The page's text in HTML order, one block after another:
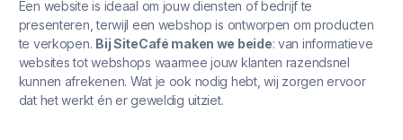
Een website is ideaal om jouw diensten of bedrijf te
presenteren, terwijl een webshop is ontworpen om producten
te verkopen. Bij SiteCafé maken we beide: van informatieve
websites tot webshops waarmee jouw klanten razendsnel
kunnen afrekenen. Wat je ook nodig hebt, wij zorgen ervoor
dat het werkt én er geweldig uitziet.